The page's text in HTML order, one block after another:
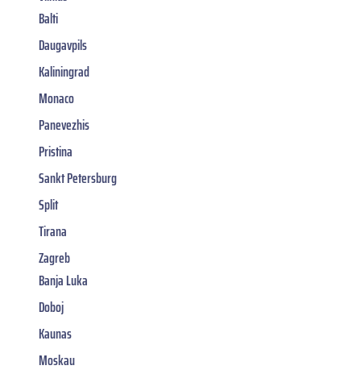
Balti
Daugavpils
Kaliningrad
Monaco
Panevezhis
Pristina
Sankt Petersburg
Split
Tirana
Zagreb
Banja Luka
Doboj
Kaunas
Moskau